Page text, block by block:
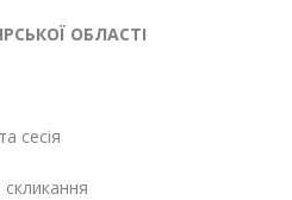
ОБЛАСТІ
сесія